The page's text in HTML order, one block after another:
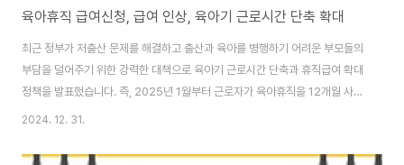
육아휴직 급여신청, 급여 인상, 육아기 근로시간 단축 확대
최근 정부가 저출산 문제를 해결하고 출산과 육아를 병행하기 어려운 부모들의
부담을 덜어주기 위한 강력한 대책으로 육아기 근로시간 단축과 휴직급여 확대
정책을 발표했습니다. 즉, 2025년 1월부터 근로자가 육아휴직을 12개월 사용
하면 전체 급여액을 기존 1,800만 원에서 총 2,310만 원까지 지급하는 등 일
위해 출산휴가, 육아기 근로시간 단축뿐만 아니라 육아휴직으로 자리를 비운
2024. 12. 31.